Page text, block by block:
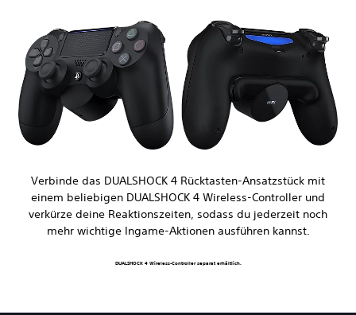
Verbinde das DUALSHOCK 4 Rücktasten-Ansatzstück mit
einem beliebigen DUALSHOCK 4 Wireless-Controller und
verkürze deine Reaktionszeiten, sodass du jederzeit noch
mehr wichtige Ingame-Aktionen ausführen kannst.
DUALSHOCK 4 Wireless-Controller separat erhältlich.